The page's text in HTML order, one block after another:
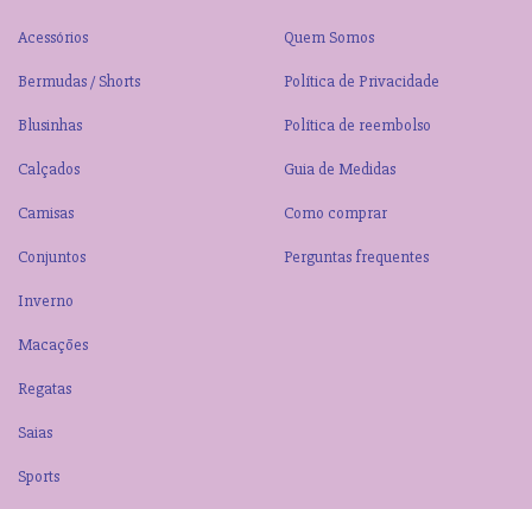
Acessórios
Bermudas / Shorts
Blusinhas
Calçados
Camisas
Conjuntos
Inverno
Macações
Regatas
Saias
Sports
Quem Somos
Política de Privacidade
Política de reembolso
Guia de Medidas
Como comprar
Perguntas frequentes